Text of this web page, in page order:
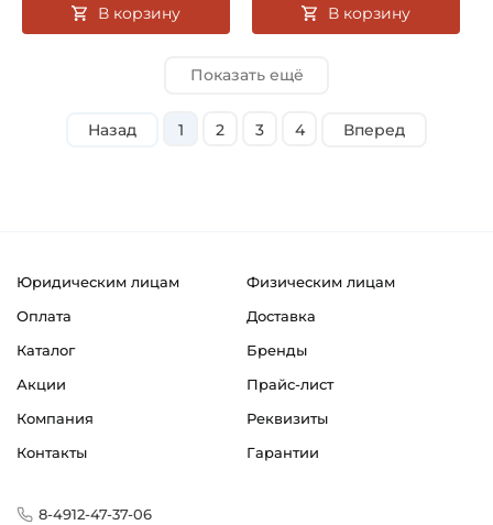
В корзину В корзину
Показать ещё
Назад 1 2 3 4 Вперед
Юридическим лицам
Физическим лицам
Оплата
Доставка
Каталог
Бренды
Акции
Прайс-лист
Компания
Реквизиты
Контакты
Гарантии
8-4912-47-37-06